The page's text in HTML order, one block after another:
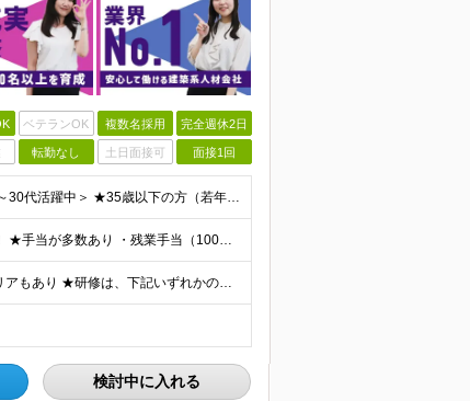
ベテランOK 複数名採用 完全週休2日
転勤なし 土日面接可 面接1回
＜学歴不問・第二新卒歓迎！業界、職種未経験歓迎！20代～30代活躍中＞ ★35歳以下の方（若年層の長期キャリア形成を図るため） ★フリーター・正社員未経験・社会人未経験OK ★転職回数が多い方もぜひ
★月収35万円も可能！ ★ゆくゆくは年収700～800万円も！ ★手当が多数あり ・残業手当（100％）★1分単位で支給 ・資格手当（最大月6万円） ・結婚/出産祝金（最大3万円） 【首都圏・北関東
★勤務地は希望を最大限考慮 ★直行直帰OK ★車通勤のエリアもあり ★研修は、下記いずれかの研修センターで行います ・東京校（東京本社とアクセスは同様） ・大阪校（大阪府大阪市中央区道修町 2-1-1
検討中に入れる